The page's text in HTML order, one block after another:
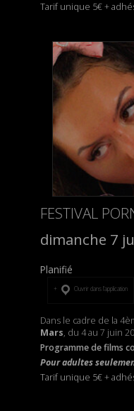
Tarif unique 5€+
FESTIVAL
dimanche 7
Planifié
Ouvrir dans l’application
Dans le cadre de la
Mars, du 4 au 7 juin
Programme de films
Pour adultes
Tarif unique 5€+